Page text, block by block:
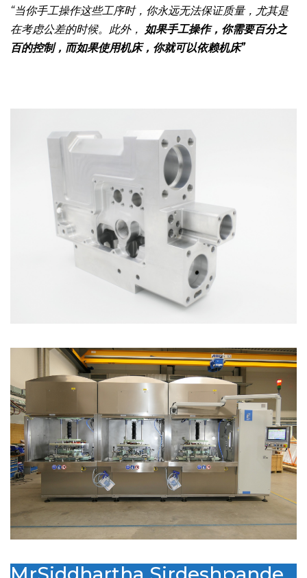
“当你手工操作这些工序时，你永远无法保证质量，尤其是
在考虑公差的时候。此外， 如果手工操作，你需要百分之